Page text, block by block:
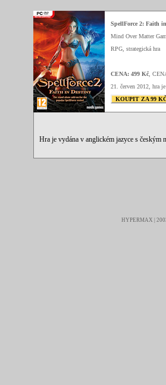
SpellForce 2: Faith
Mind Over Matter
RPG, strategická hra
CENA: 499 Kč ,
21. červen 2012, hra
KOUPIT ZA 99
Hra je vydána v anglickém jazyce s českým
HYPERMAX |